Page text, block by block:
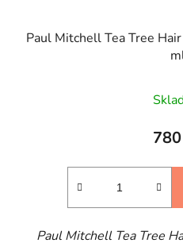
Paul Mitchell Tea Tree
Paul Mitchell Tea Tree